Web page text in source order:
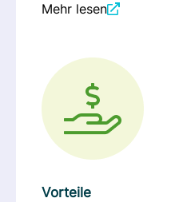
Mehr lesen
Vorteile